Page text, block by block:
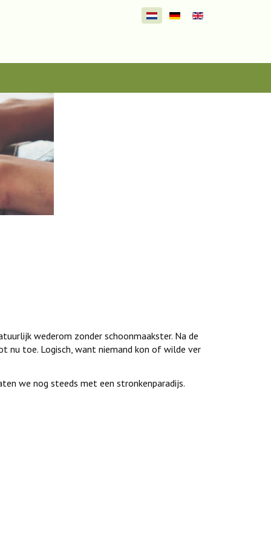
Selecteer de taal
wederom zonder schoonmaakster. Na de
nu toe. Logisch, want niemand kon of wilde ver
we nog steeds met een stronkenparadijs.